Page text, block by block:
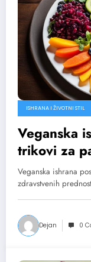
ISHRANA I ŽIVOTNI STIL
Veganska
trikovi za
Veganska ishrana
zdravstvenih
Dejan 0